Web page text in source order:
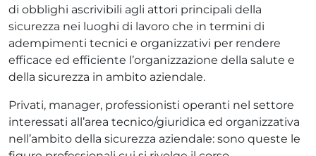
di obblighi ascrivibili agli attori principali della
sicurezza nei luoghi di lavoro che in termini di
adempimenti tecnici e organizzativi per rendere
efficace ed efficiente l’organizzazione della salute e
della sicurezza in ambito aziendale.
Privati, manager, professionisti operanti nel settore
interessati all’area tecnico/giuridica ed organizzativa
nell’ambito della sicurezza aziendale: sono queste le